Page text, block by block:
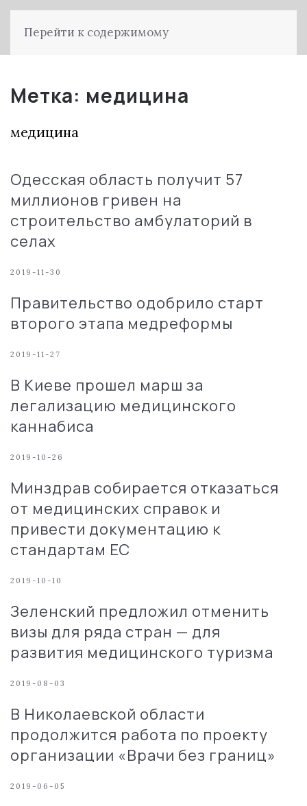
Перейти к содержимому
Метка: медицина
медицина
Одесская область получит 57
миллионов гривен на
строительство амбулаторий в
селах
2019-11-30
Правительство одобрило старт
второго этапа медреформы
2019-11-27
В Киеве прошел марш за
легализацию медицинского
каннабиса
2019-10-26
Минздрав собирается отказаться
от медицинских справок и
привести документацию к
стандартам ЕС
2019-10-10
Зеленский предложил отменить
визы для ряда стран — для
развития медицинского туризма
2019-08-03
В Николаевской области
продолжится работа по проекту
организации «Врачи без границ»
2019-06-05